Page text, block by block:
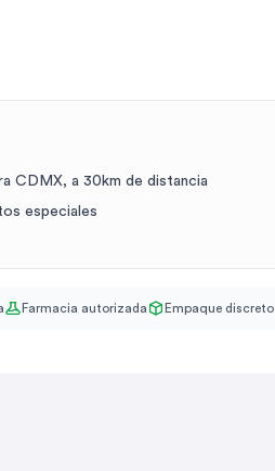
CDMX, a 30km de distancia
especiales
Farmacia autorizada Empaque discreto